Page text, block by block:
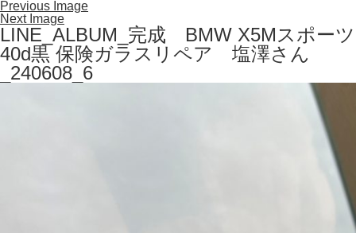
Previous Image
Next Image
LINE_ALBUM_完成 BMW X5Mスポーツ
40d黒 保険ガラスリペア 塩澤さん
_240608_6